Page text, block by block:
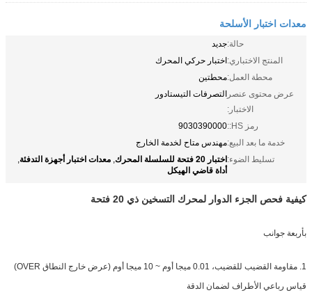
معدات اختبار الأسلحة
حالة:جديد
المنتج الاختباري:اختبار حركي المحرك
محطة العمل:محطتين
عرض محتوى عنصر
الاختبار:
التصرفات التيستادور
رمز HS::
9030390000
خدمة ما بعد البيع:مهندس متاح لخدمة الخارج
تسليط الضوء:اختبار 20 فتحة للسلسلة المحرك , معدات اختبار أجهزة التدفئة,
أداة قاضي الهيكل
كيفية فحص الجزء الدوار لمحرك التسخين ذي 20 فتحة
بأربعة جوانب
1. مقاومة القضيب للقضيب، 0.01 ميجا أوم ~ 10 ميجا أوم (عرض خارج النطاق OVER)
قياس رباعي الأطراف لضمان الدقة